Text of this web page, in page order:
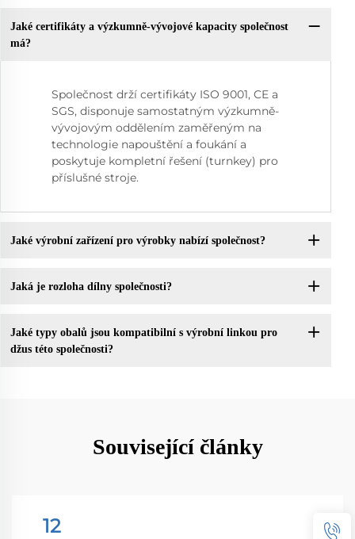
Jaké certifikáty a výzkumně-vývojové kapacity společnost
má?
Společnost drží certifikáty ISO 9001, CE a
SGS, disponuje samostatným výzkumně-
vývojovým oddělením zaměřeným na
technologie napouštění a foukání a
poskytuje kompletní řešení (turnkey) pro
příslušné stroje.
Jaké výrobní zařízení pro výrobky nabízí společnost?
Jaká je rozloha dílny společnosti?
Jaké typy obalů jsou kompatibilní s výrobní linkou pro
džus této společnosti?
Související články
12